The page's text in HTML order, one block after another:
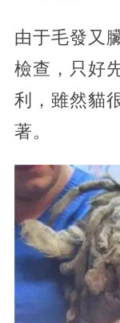
由于毛發又
檢查，只好
利，雖然貓
著。